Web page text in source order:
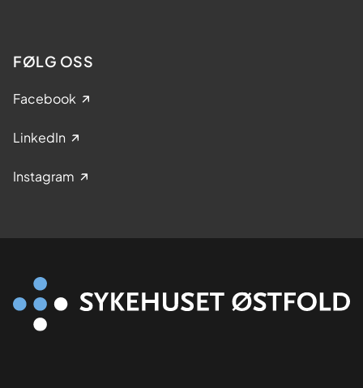
FØLG OSS
Facebook
LinkedIn
Instagram